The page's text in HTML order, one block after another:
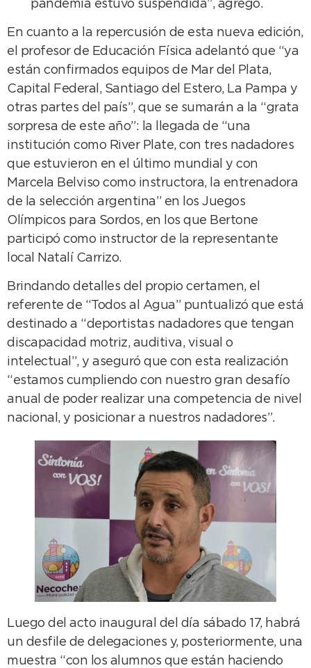
pandemia estuvo suspendida”, agregó.
En cuanto a la repercusión de esta nueva edición,
el profesor de Educación Física adelantó que “ya
están confirmados equipos de Mar del Plata,
Capital Federal, Santiago del Estero, La Pampa y
otras partes del país”, que se sumarán a la “grata
sorpresa de este año”: la llegada de “una
institución como River Plate, con tres nadadores
que estuvieron en el último mundial y con
Marcela Belviso como instructora, la entrenadora
de la selección argentina” en los Juegos
Olímpicos para Sordos, en los que Bertone
participó como instructor de la representante
local Natalí Carrizo.
Brindando detalles del propio certamen, el
referente de “Todos al Agua” puntualizó que está
destinado a “deportistas nadadores que tengan
discapacidad motriz, auditiva, visual o
intelectual”, y aseguró que con esta realización
“estamos cumpliendo con nuestro gran desafío
anual de poder realizar una competencia de nivel
nacional, y posicionar a nuestros nadadores”.
Luego del acto inaugural del día sábado 17, habrá
un desfile de delegaciones y, posteriormente, una
muestra “con los alumnos que están haciendo